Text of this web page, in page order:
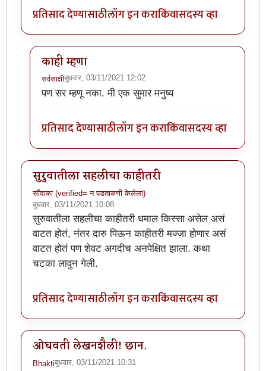
प्रतिसाद देण्यासाठीलॉग इन कराकिंवासदस्य व्हा
काही म्हणा
सर्वसाक्षीबुधवार, 03/11/2021 12:02
In reply toनिव्वळ खतरनाक कथाby
पण सर म्हणू नका. मी एक सुमार मनुष्य
प्रतिसाद देण्यासाठीलॉग इन कराकिंवासदस्य व्हा
सुरुवातीला सहलीचा काहीतरी
सौंदाळा (verified= न पडताळणी केलेला)
बुधवार, 03/11/2021 10:08
सुरुवातीला सहलीचा काहीतरी धमाल किस्सा असेल असं
वाटत होतं, नंतर दारु पिऊन काहीतरी मज्जा होणार असं
वाटत होतं पण शेवट अगदीच अनपेक्षित झाला. कथा
चटका लावुन गेली.
प्रतिसाद देण्यासाठीलॉग इन कराकिंवासदस्य व्हा
ओघवती लेखनशैली! छान.
Bhaktiबुधवार, 03/11/2021 10:31